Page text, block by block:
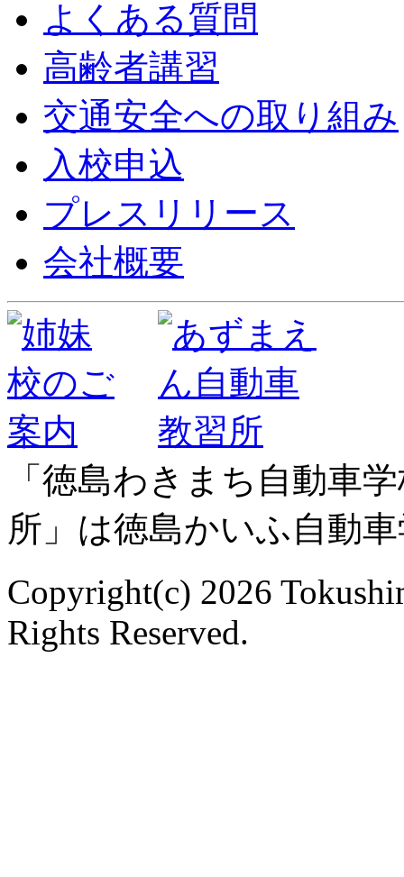
よくある質問
高齢者講習
交通安全への取り組み
入校申込
プレスリリース
会社概要
「徳島わきまち自動車
所」は徳島かいふ自動
Copyright(c) 2026
Rights Reserved.